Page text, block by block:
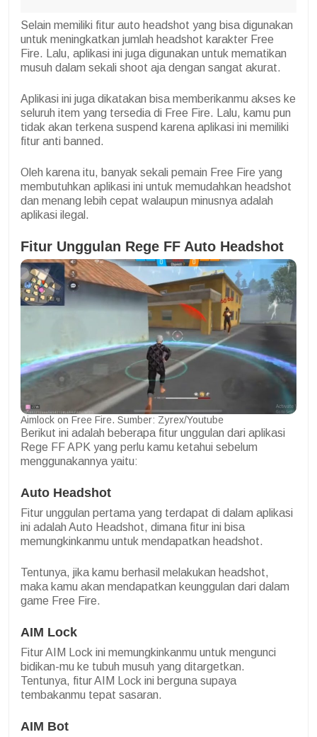
Selain memiliki fitur auto headshot yang bisa digunakan
untuk meningkatkan jumlah headshot karakter Free
Fire. Lalu, aplikasi ini juga digunakan untuk mematikan
musuh dalam sekali shoot aja dengan sangat akurat.
Aplikasi ini juga dikatakan bisa memberikanmu akses ke
seluruh item yang tersedia di Free Fire. Lalu, kamu pun
tidak akan terkena suspend karena aplikasi ini memiliki
fitur anti banned.
Oleh karena itu, banyak sekali pemain Free Fire yang
membutuhkan aplikasi ini untuk memudahkan headshot
dan menang lebih cepat walaupun minusnya adalah
aplikasi ilegal.
Fitur Unggulan Rege FF Auto Headshot
Aimlock on Free Fire. Sumber: Zyrex/Youtube
Berikut ini adalah beberapa fitur unggulan dari aplikasi
Rege FF APK yang perlu kamu ketahui sebelum
menggunakannya yaitu:
Auto Headshot
Fitur unggulan pertama yang terdapat di dalam aplikasi
ini adalah Auto Headshot, dimana fitur ini bisa
memungkinkanmu untuk mendapatkan headshot.
Tentunya, jika kamu berhasil melakukan headshot,
maka kamu akan mendapatkan keunggulan dari dalam
game Free Fire.
AIM Lock
Fitur AIM Lock ini memungkinkanmu untuk mengunci
bidikan-mu ke tubuh musuh yang ditargetkan.
Tentunya, fitur AIM Lock ini berguna supaya
tembakanmu tepat sasaran.
AIM Bot